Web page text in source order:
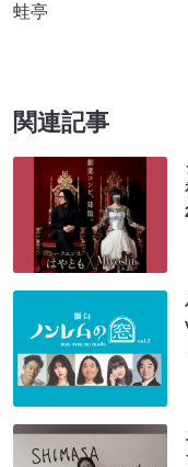
蛙亭
関連記事